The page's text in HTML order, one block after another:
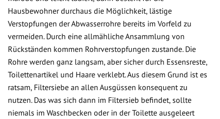
Hausbewohner durchaus die Möglichkeit, lästige
Verstopfungen der Abwasserrohre bereits im Vorfeld zu
vermeiden. Durch eine allmähliche Ansammlung von
Rückständen kommen Rohrverstopfungen zustande. Die
Rohre werden ganz langsam, aber sicher durch Essensreste,
Toilettenartikel und Haare verklebt. Aus diesem Grund ist es
ratsam, Filtersiebe an allen Ausgüssen konsequent zu
nutzen. Das was sich dann im Filtersieb befindet, sollte
niemals im Waschbecken oder in der Toilette ausgeleert